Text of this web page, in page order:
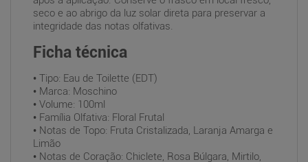
seco e ao abrigo da luz solar direta para preservar a
integridade das notas olfativas.
Ficha técnica
• Tipo: Eau de Toilette (EDT)
• Marca: Moschino
• Volume: 100ml
• Família Olfativa: Floral Frutal
• Notas de Topo: Fruta Cristalizada, Laranja Amarga e
Limão
• Notas de Coração: Chiclete, Rosa Búlgara, Mirtilo,